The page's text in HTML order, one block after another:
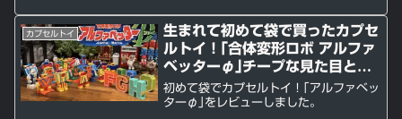
せちゃいますね。恋愛モノとしても良く
出来てい...
カプセルトイ
生まれて初めて袋で買ったカプセ
ルトイ！｢合体変形ロボ アルファ
ベッターφ｣チープな見た目と裏
腹に程よい変形ギミックが最高で
した。
初めて袋でカプセルトイ！｢アルファベッ
ターφ｣をレビューしました。